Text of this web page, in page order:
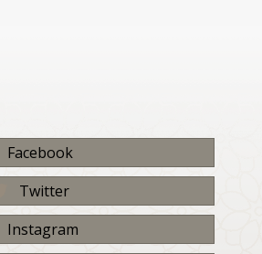
Facebook
Twitter
Instagram